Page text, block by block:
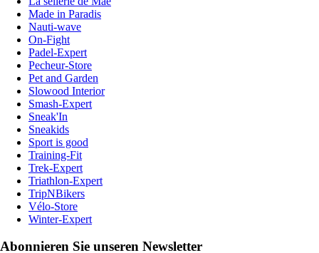
Made in Paradis
Nauti-wave
On-Fight
Padel-Expert
Pecheur-Store
Pet and Garden
Slowood Interior
Smash-Expert
Sneak'In
Sneakids
Sport is good
Training-Fit
Trek-Expert
Triathlon-Expert
TripNBikers
Vélo-Store
Winter-Expert
Abonnieren Sie unseren Newsletter